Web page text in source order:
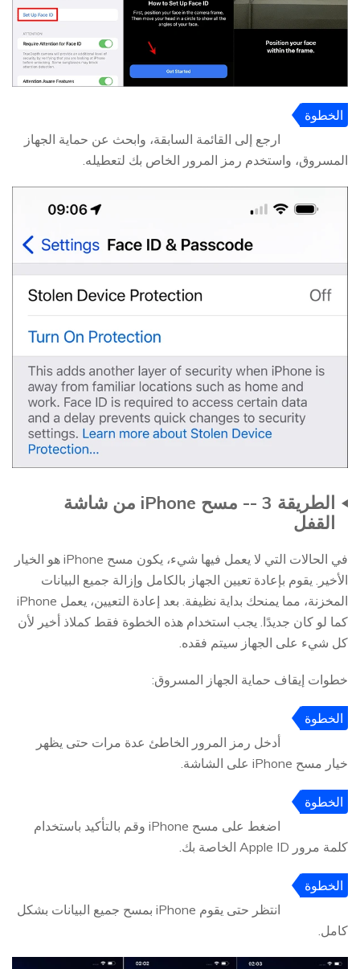
الخطوة
ارجع إلى القائمة السابقة، وابحث عن حماية الجهاز
المسروق، واستخدم رمز المرور الخاص بك لتعطيله.
الطريقة 3 -- مسح iPhone من شاشة
القفل
في الحالات التي لا يعمل فيها شيء، يكون مسح iPhone هو الخيار
الأخير. يقوم بإعادة تعيين الجهاز بالكامل وإزالة جميع البيانات
المخزنة، مما يمنحك بداية نظيفة. بعد إعادة التعيين، يعمل iPhone
كما لو كان جديدًا. يجب استخدام هذه الخطوة فقط كملاذ أخير لأن
كل شيء على الجهاز سيتم فقده.
خطوات إيقاف حماية الجهاز المسروق:
الخطوة
أدخل رمز المرور الخاطئ عدة مرات حتى يظهر
خيار مسح iPhone على الشاشة.
الخطوة
اضغط على مسح iPhone وقم بالتأكيد باستخدام
كلمة مرور Apple ID الخاصة بك.
الخطوة
انتظر حتى يقوم iPhone بمسح جميع البيانات بشكل
كامل.